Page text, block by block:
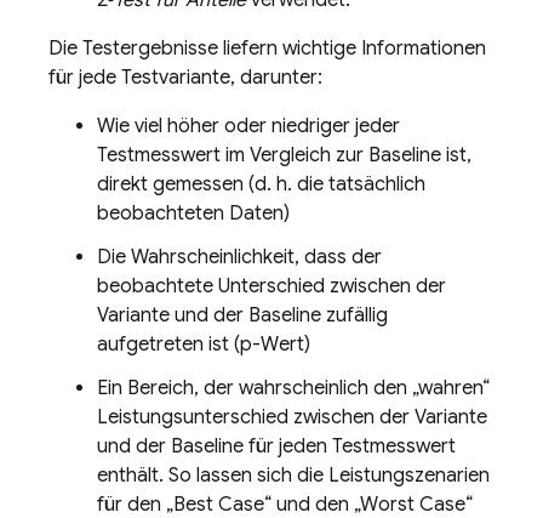
Die Testergebnisse liefern wichtige Informationen
für jede Testvariante, darunter:
Wie viel höher oder niedriger jeder
Testmesswert im Vergleich zur Baseline ist,
direkt gemessen (d. h. die tatsächlich
beobachteten Daten)
Die Wahrscheinlichkeit, dass der
beobachtete Unterschied zwischen der
Variante und der Baseline zufällig
aufgetreten ist (p-Wert)
Ein Bereich, der wahrscheinlich den „wahren“
Leistungsunterschied zwischen der Variante
und der Baseline für jeden Testmesswert
enthält. So lassen sich die Leistungszenarien
für den „Best Case“ und den „Worst Case“